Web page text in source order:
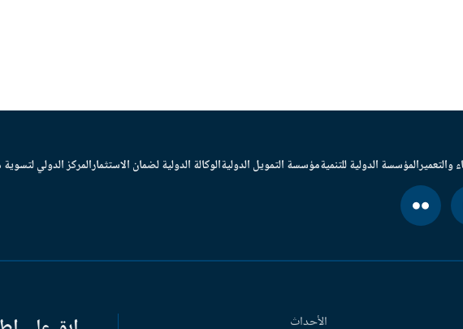
والتعميرالمؤسسة الدولية للتنميةمؤسسة التمويل الدوليةالوكالة الدولية لضمان الاستثمارالمركز الدولي
الأحداث